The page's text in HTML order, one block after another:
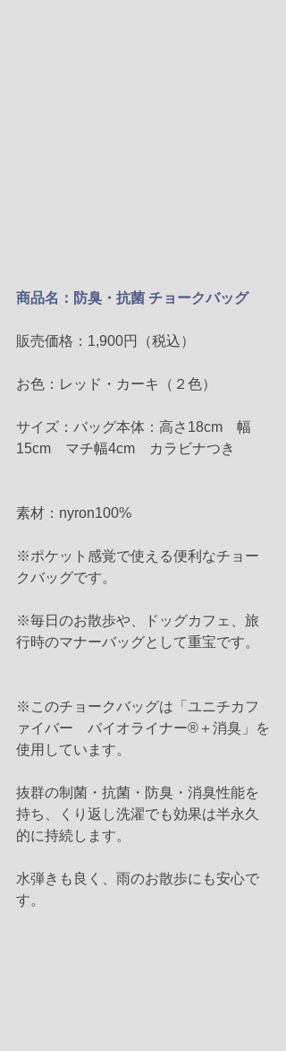
商品名：防臭・抗菌 チョークバッグ
販売価格：1,900円（税込）
お色：レッド・カーキ（２色）
サイズ：バッグ本体：高さ18cm　幅
15cm　マチ幅4cm　カラビナつき
素材：nyron100%
※ポケット感覚で使える便利なチョー
クバッグです。
※毎日のお散歩や、ドッグカフェ、旅
行時のマナーバッグとして重宝です。
※このチョークバッグは「ユニチカフ
ァイバー　バイオライナー®＋消臭」を
使用しています。
抜群の制菌・抗菌・防臭・消臭性能を
持ち、くり返し洗濯でも効果は半永久
的に持続します。
水弾きも良く、雨のお散歩にも安心で
す。